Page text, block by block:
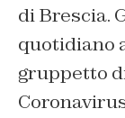
di Brescia.
quotidiano
gruppetto